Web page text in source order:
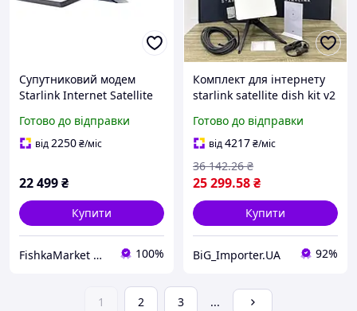
Супутниковий модем
Starlink Internet Satellite
Готово до відправки
від2250₴/міс
22 499₴
Купити
FishkaMarket Магазин приємних покупок 100%
Комплект для інтернету
starlink satellite dish kit v2
Generation 2. (оплачений)
без боргів
Готово до відправки
від4217₴/міс
25 299.58₴
36 142.26 ₴
Купити
BiG_Importer.UA 92%
1 2 3 ...